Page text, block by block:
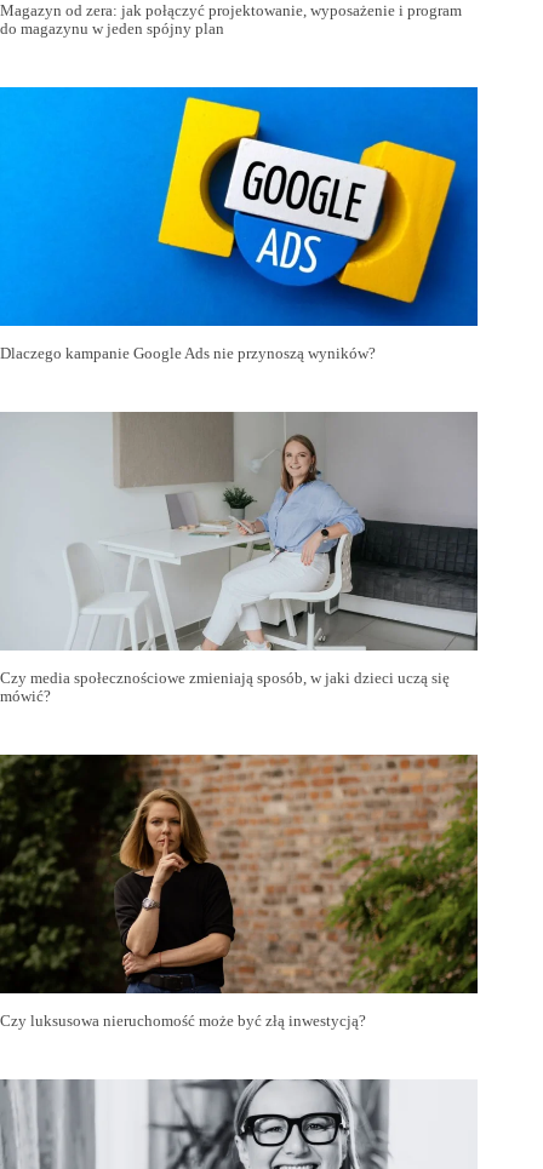
Magazyn od zera: jak połączyć projektowanie, wyposażenie i program
do magazynu w jeden spójny plan
Dlaczego kampanie Google Ads nie przynoszą wyników?
Czy media społecznościowe zmieniają sposób, w jaki dzieci uczą się
mówić?
Czy luksusowa nieruchomość może być złą inwestycją?